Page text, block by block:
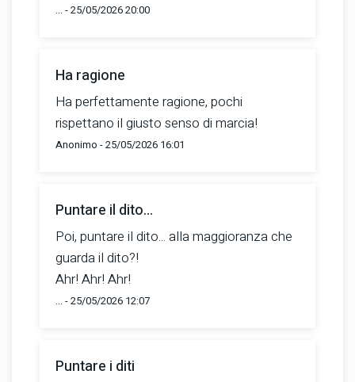
... - 25/05/2026 20:00
Ha ragione
Ha perfettamente ragione, pochi
rispettano il giusto senso di marcia!
Anonimo - 25/05/2026 16:01
Puntare il dito...
Poi, puntare il dito... alla maggioranza che
guarda il dito?!
Ahr! Ahr! Ahr!
... - 25/05/2026 12:07
Puntare i diti